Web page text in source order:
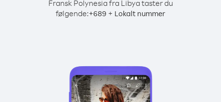
Fransk Polynesia fra Libya taster du
følgende:+689 + Lokalt nummer